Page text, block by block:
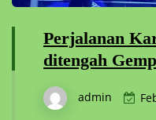
Perjalanan
ditengah
admin